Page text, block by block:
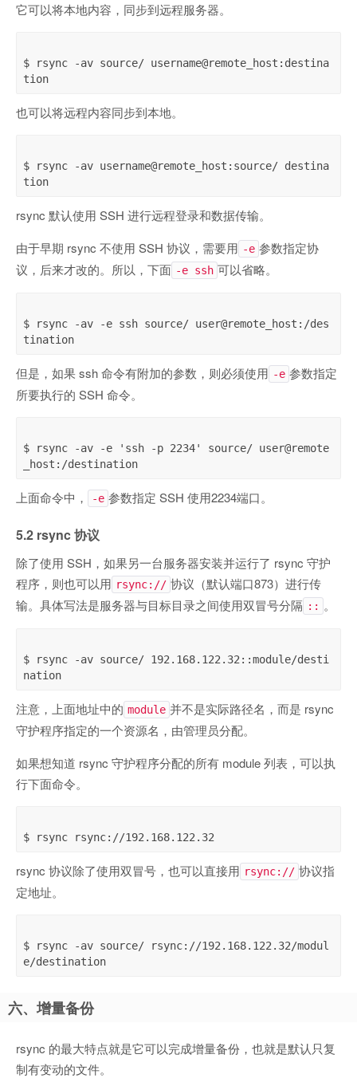
它可以将本地内容，同步到远程服务器。
$ rsync -av source/ username@remote_host:destina
也可以将远程内容同步到本地。
$ rsync -av username@remote_host:source/ destina
rsync 默认使用 SSH 进行远程登录和数据传输。
由于早期 rsync 不使用 SSH 协议，需要用 -e 参数指定协
议，后来才改的。所以，下面 -e ssh 可以省略。
$ rsync -av -e ssh source/ user@remote_host:/des
但是，如果 ssh 命令有附加的参数，则必须使用 -e 参数指定
所要执行的 SSH 命令。
$ rsync -av -e 'ssh -p 2234' source/ user@remote
上面命令中， -e 参数指定 SSH 使用2234端口。
5.2 rsync 协议
除了使用 SSH，如果另一台服务器安装并运行了 rsync 守护
程序，则也可以用 rsync:// 协议（默认端口873）进行传
输。具体写法是服务器与目标目录之间使用双冒号分隔 :: 。
$ rsync -av source/ 192.168.122.32::module/desti
注意，上面地址中的 module 并不是实际路径名，而是 rsync
守护程序指定的一个资源名，由管理员分配。
如果想知道 rsync 守护程序分配的所有 module 列表，可以执
行下面命令。
rsync 协议除了使用双冒号，也可以直接用 rsync:// 协议指
定地址。
$ rsync -av source/ rsync://192.168.122.32/modul
六、增量备份
rsync 的最大特点就是它可以完成增量备份，也就是默认只复
制有变动的文件。